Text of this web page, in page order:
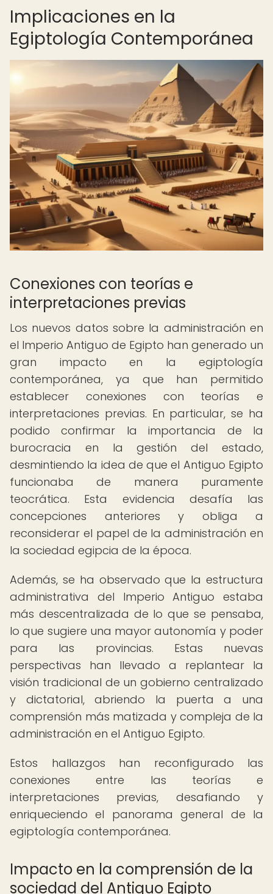
Implicaciones en la
Egiptología Contemporánea
Conexiones con teorías e
interpretaciones previas
Los nuevos datos sobre la administración en
el Imperio Antiguo de Egipto han generado un
gran impacto en la egiptología
contemporánea, ya que han permitido
establecer conexiones con teorías e
interpretaciones previas. En particular, se ha
podido confirmar la importancia de la
burocracia en la gestión del estado,
desmintiendo la idea de que el Antiguo Egipto
funcionaba de manera puramente
teocrática. Esta evidencia desafía las
concepciones anteriores y obliga a
reconsiderar el papel de la administración en
la sociedad egipcia de la época.
Además, se ha observado que la estructura
administrativa del Imperio Antiguo estaba
más descentralizada de lo que se pensaba,
lo que sugiere una mayor autonomía y poder
para las provincias. Estas nuevas
perspectivas han llevado a replantear la
visión tradicional de un gobierno centralizado
y dictatorial, abriendo la puerta a una
comprensión más matizada y compleja de la
administración en el Antiguo Egipto.
Estos hallazgos han reconfigurado las
conexiones entre las teorías e
interpretaciones previas, desafiando y
enriqueciendo el panorama general de la
egiptología contemporánea.
Impacto en la comprensión de la
sociedad del Antiguo Egipto